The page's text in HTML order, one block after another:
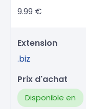
9.99 €
.biz
Disponible en